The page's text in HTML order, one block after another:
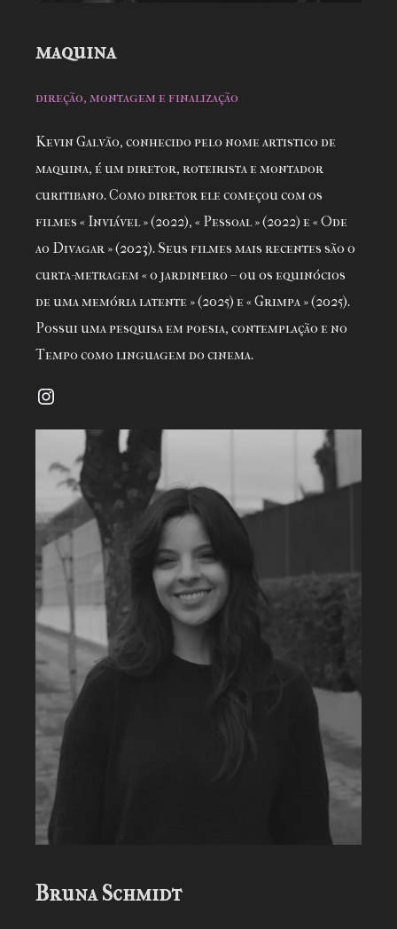
maquina
direção, montagem e finalização
Kevin Galvão, conhecido pelo nome artistico de
maquina, é um diretor, roteirista e montador
curitibano. Como diretor ele começou com os
filmes « Inviável » (2022), « Pessoal » (2022) e « Ode
ao Divagar » (2023). Seus filmes mais recentes são o
curta-metragem « o jardineiro – ou os equinócios
de uma memória latente » (2025) e « Grimpa » (2025).
Possui uma pesquisa em poesia, contemplação e no
Tempo como linguagem do cinema.
Instagram
Bruna Schmidt